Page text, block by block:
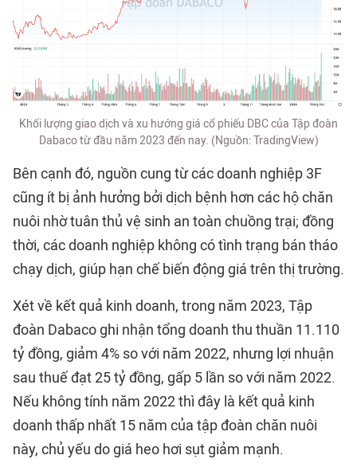
Khối lượng giao dịch và xu hướng giá cổ phiếu DBC của Tập đoàn
Dabaco từ đầu năm 2023 đến nay. (Nguồn: TradingView)
Bên cạnh đó, nguồn cung từ các doanh nghiệp 3F
cũng ít bị ảnh hưởng bởi dịch bệnh hơn các hộ chăn
nuôi nhờ tuân thủ vệ sinh an toàn chuồng trại; đồng
thời, các doanh nghiệp không có tình trạng bán tháo
chạy dịch, giúp hạn chế biến động giá trên thị trường.
Xét về kết quả kinh doanh, trong năm 2023, Tập
đoàn Dabaco ghi nhận tổng doanh thu thuần 11.110
tỷ đồng, giảm 4% so với năm 2022, nhưng lợi nhuận
sau thuế đạt 25 tỷ đồng, gấp 5 lần so với năm 2022.
Nếu không tính năm 2022 thì đây là kết quả kinh
doanh thấp nhất 15 năm của tập đoàn chăn nuôi
này, chủ yếu do giá heo hơi sụt giảm mạnh.